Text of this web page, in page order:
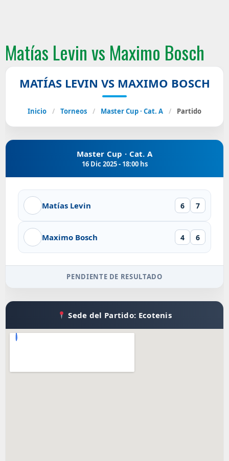
Matías Levin vs Maximo Bosch
MATÍAS LEVIN VS MAXIMO BOSCH
Inicio / Torneos / Master Cup · Cat. A / Partido
Master Cup · Cat. A
16 Dic 2025 - 18:00 hs
Matías Levin 6 7
Maximo Bosch 4 6
PENDIENTE DE RESULTADO
Sede del Partido: Ecotenis